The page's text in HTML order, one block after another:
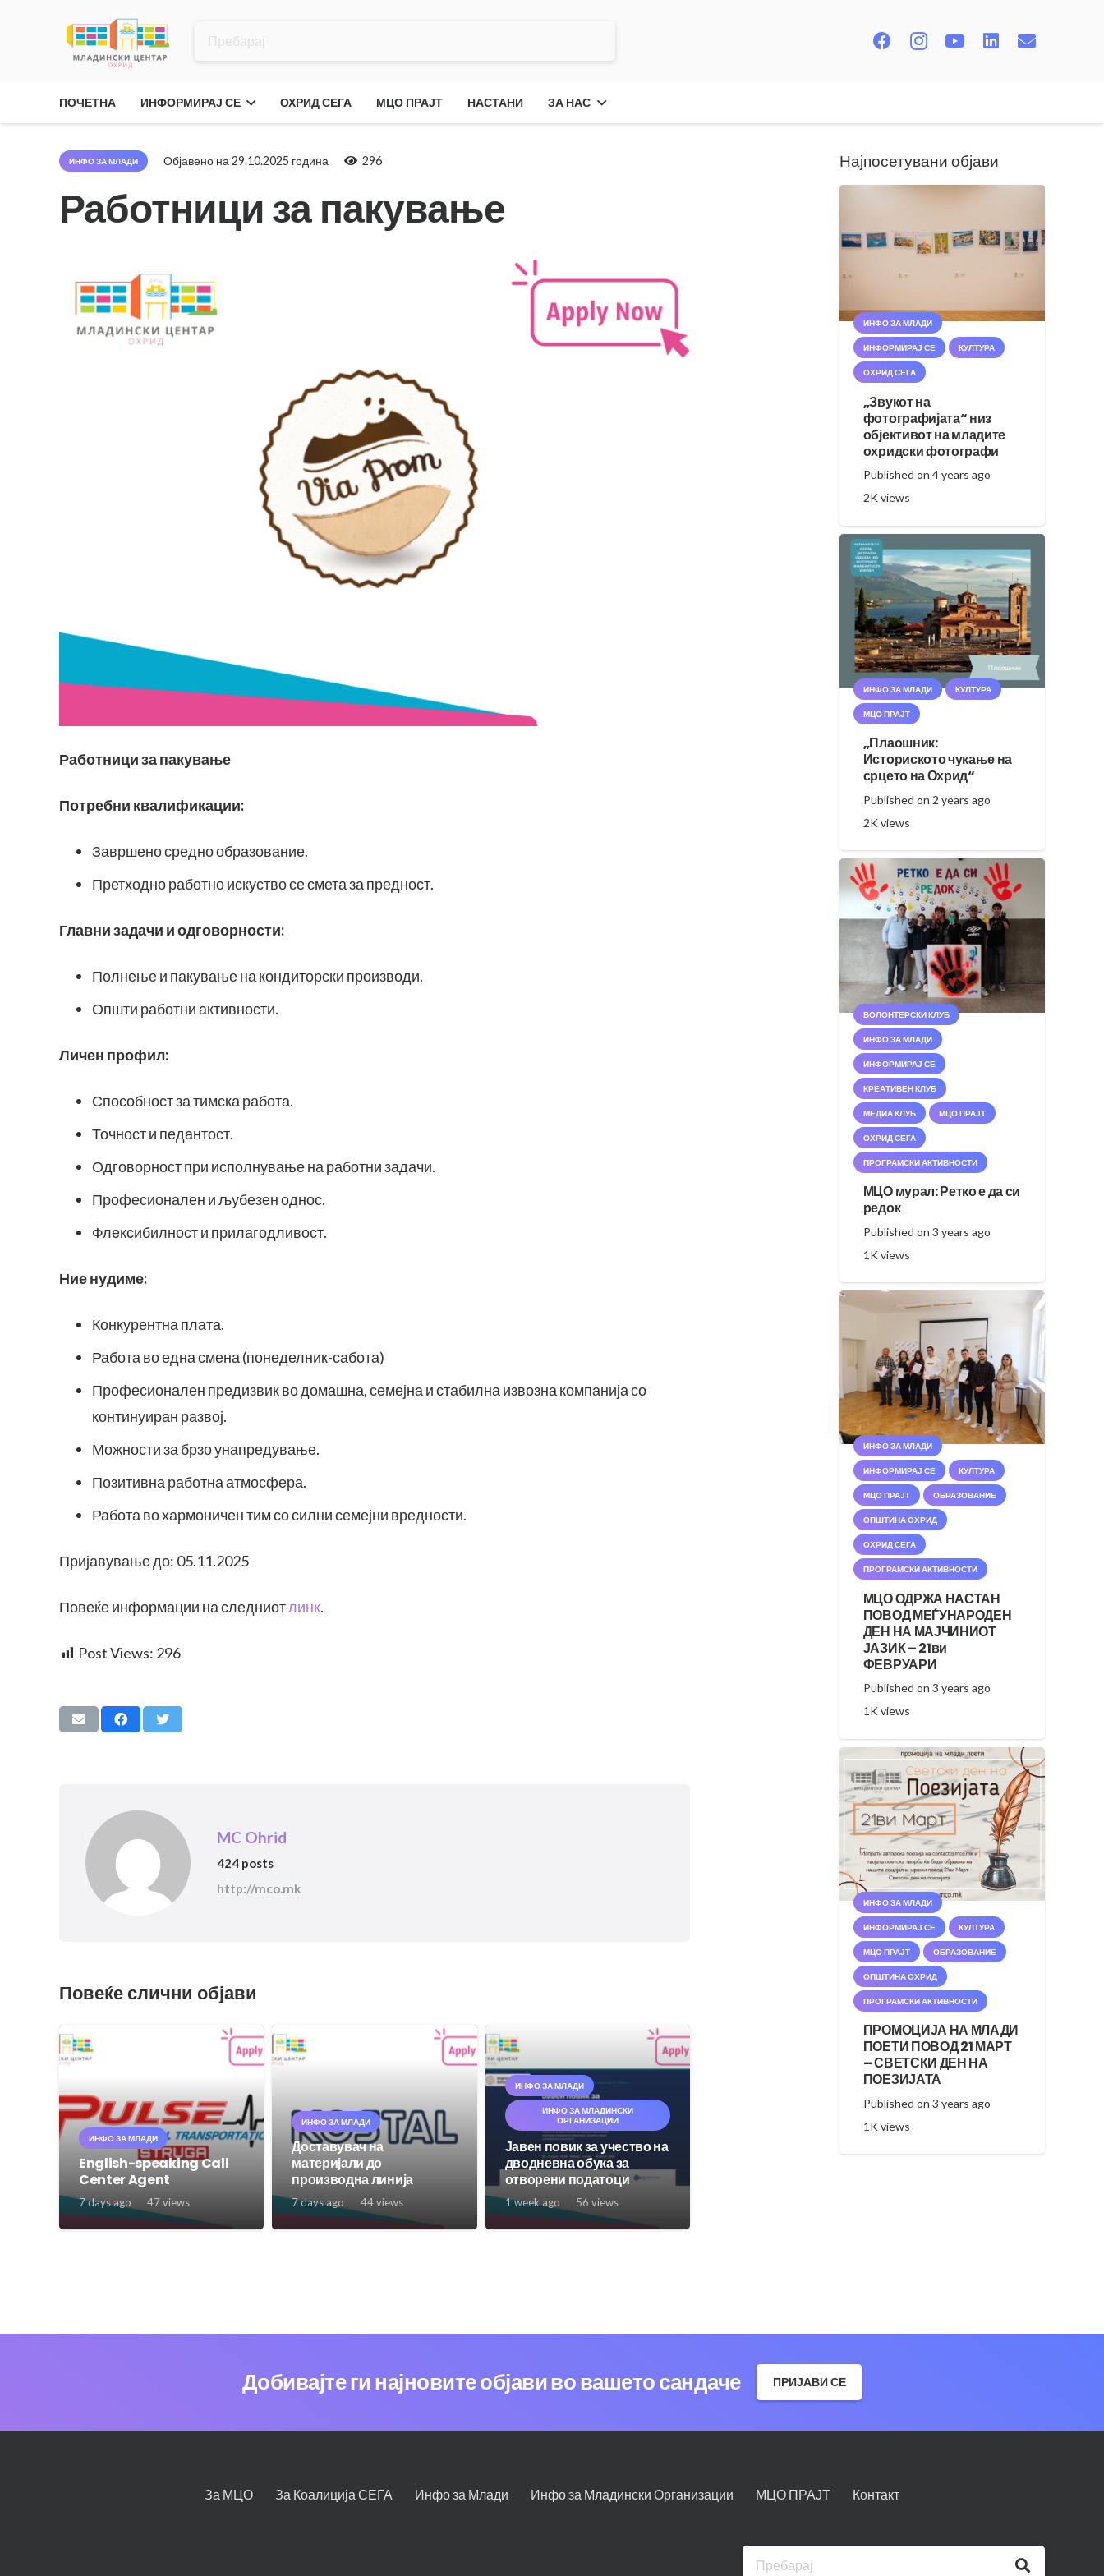
ПОЧЕТНА ИНФОРМИРАЈ СЕ ОХРИД СЕГА МЦО ПРАЈТ НАСТАНИ ЗА НАС
ИНФО ЗА МЛАДИ Објавено на29.10.2025 година 296
Работници за пакување
Работници за пакување
Потребни квалификации:
Завршено средно образование.
Претходно работно искуство се смета за предност.
Главни задачи и одговорности:
Полнење и пакување на кондиторски производи.
Општи работни активности.
Личен профил:
Способност за тимска работа.
Точност и педантост.
Одговорност при исполнување на работни задачи.
Професионален и љубезен однос.
Флексибилност и прилагодливост.
Ние нудиме:
Конкурентна плата.
Работа во една смена (понеделник-сабота)
Професионален предизвик во домашна, семејна и стабилна извозна компанија со
континуиран развој.
Можности за брзо унапредување.
Позитивна работна атмосфера.
Работа во хармоничен тим со силни семејни вредности.
Пријавување до: 05.11.2025
Повеќе информации на следниотлинк.
Post Views: 296
MC Ohrid
424 posts
http://mco.mk
Повеќе слични објави
ИНФО ЗА МЛАДИ
English-speaking Call
Center Agent
7 days ago 47views
ИНФО ЗА МЛАДИ
Доставувач на
материјали до
производна линија
7 days ago 44views
ИНФО ЗА МЛАДИ
ИНФО ЗА МЛАДИНСКИ
ОРГАНИЗАЦИИ
Јавен повик за учество на
дводневна обука за
отворени податоци
1 week ago 56 views
Најпосетувани објави
ИНФО ЗА МЛАДИ
ИНФОРМИРАЈ СЕ КУЛТУРА
ОХРИД СЕГА
„Звукот на
фотографијата“ низ
објективот на младите
охридски фотографи
Published on 4 years ago
2Kviews
ИНФО ЗА МЛАДИ КУЛТУРА
МЦО ПРАЈТ
„Плаошник:
Историското чукање на
срцето на Охрид“
Published on 2 years ago
2Kviews
ВОЛОНТЕРСКИ КЛУБ
ИНФО ЗА МЛАДИ
ИНФОРМИРАЈ СЕ
КРЕАТИВЕН КЛУБ
МЕДИА КЛУБ МЦО ПРАЈТ
ОХРИД СЕГА
ПРОГРАМСКИ АКТИВНОСТИ
МЦО мурал: Ретко е да си
редок
Published on 3 years ago
1Kviews
ИНФО ЗА МЛАДИ
ИНФОРМИРАЈ СЕ КУЛТУРА
МЦО ПРАЈТ ОБРАЗОВАНИЕ
ОПШТИНА ОХРИД
ОХРИД СЕГА
ПРОГРАМСКИ АКТИВНОСТИ
МЦО ОДРЖА НАСТАН
ПОВОД МЕЃУНАРОДЕН
ДЕН НА МАЈЧИНИОТ
ЈАЗИК – 21ви
ФЕВРУАРИ
Published on 3 years ago
1Kviews
ИНФО ЗА МЛАДИ
ИНФОРМИРАЈ СЕ КУЛТУРА
МЦО ПРАЈТ ОБРАЗОВАНИЕ
ОПШТИНА ОХРИД
ПРОГРАМСКИ АКТИВНОСТИ
ПРОМОЦИЈА НА МЛАДИ
ПОЕТИ ПОВОД 21 МАРТ
– СВЕТСКИ ДЕН НА
ПОЕЗИЈАТА
Published on 3 years ago
1Kviews
Добивајте ги најновите објави во вашето сандаче ПРИЈАВИ СЕ
За МЦО За Коалиција СЕГА Инфо за Млади Инфо за Младински Организации МЦО ПРАЈТ Контакт